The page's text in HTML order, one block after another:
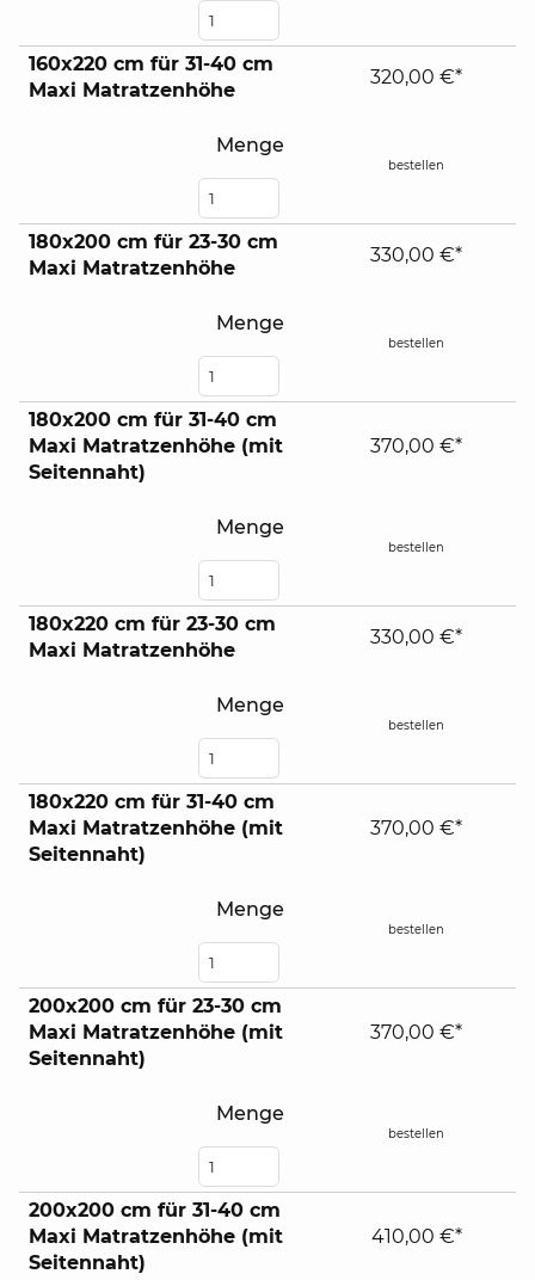
160x220 cm für 31-40 cm
Maxi Matratzenhöhe
Menge
320,00 €*
bestellen
180x200 cm für 23-30 cm
Maxi Matratzenhöhe
Menge
330,00 €*
bestellen
180x200 cm für 31-40 cm
Maxi Matratzenhöhe (mit
Seitennaht)
Menge
370,00 €*
bestellen
180x220 cm für 23-30 cm
Maxi Matratzenhöhe
Menge
330,00 €*
bestellen
180x220 cm für 31-40 cm
Maxi Matratzenhöhe (mit
Seitennaht)
Menge
370,00 €*
bestellen
200x200 cm für 23-30 cm
Maxi Matratzenhöhe (mit
Seitennaht)
Menge
370,00 €*
bestellen
200x200 cm für 31-40 cm
Maxi Matratzenhöhe (mit
Seitennaht)
410,00 €*